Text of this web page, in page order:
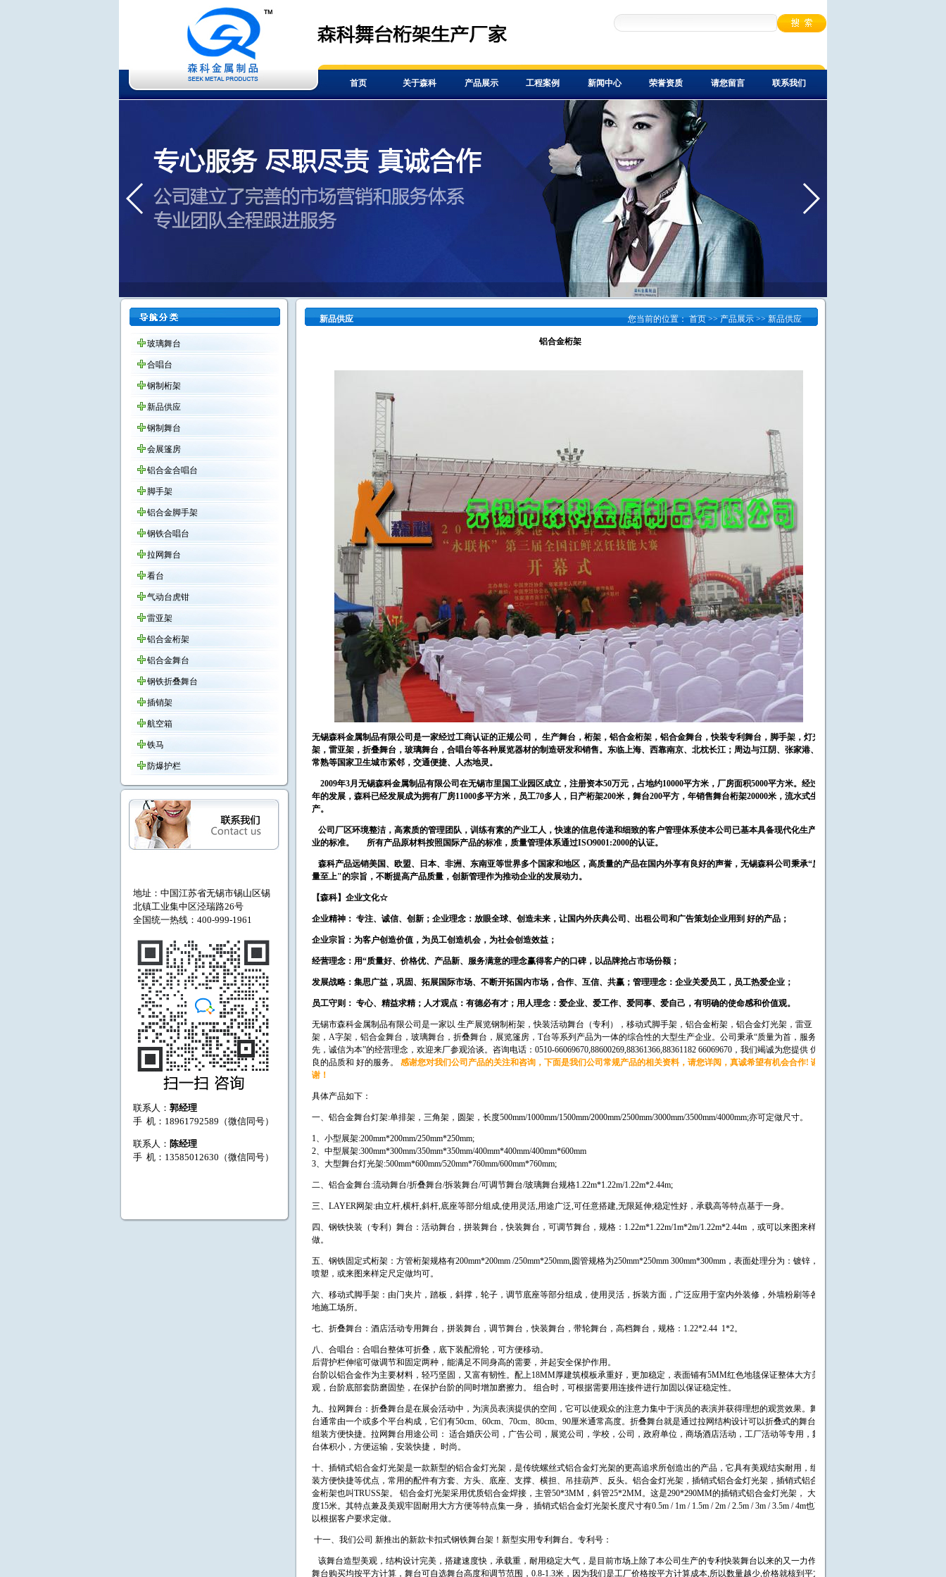
首页 关于森科 产品展示 工程案例 新闻中心 荣誉资质 请您留言 联系我们
玻璃舞台
合唱台
钢制桁架
新品供应
钢制舞台
会展篷房
铝合金合唱台
脚手架
铝合金脚手架
钢铁合唱台
拉网舞台
看台
气动台虎钳
雷亚架
铝合金桁架
铝合金舞台
钢铁折叠舞台
插销架
航空箱
铁马
防爆护栏
地址：中国江苏省无锡市锡山区锡
北镇工业集中区泾瑞路26号
全国统一热线：400-999-1961
联系人： 郭经理
手 机：18961792589（微信同号）
联系人： 陈经理
手 机：13585012630（微信同号）
新品供应 您当前的位置：首页>>产品展示>> 新品供应
铝合金桁架
无锡森科金属制品有限公司是一家经过工商认证的正规公司， 生产舞台，桁架，铝合金桁架，铝合金舞台，快装专利舞台，脚手架，灯光
架，雷亚架，折叠舞台，玻璃舞台，合唱台等各种展览器材的制造研发和销售。东临上海、西靠南京、北枕长江；周边与江阴、张家港、
常熟等国家卫生城市紧邻，交通便捷、人杰地灵。
2009年3月无锡森科金属制品有限公司在无锡市里国工业园区成立，注册资本50万元，占地约10000平方米，厂房面积5000平方米。经过4
年的发展，森科已经发展成为拥有厂房11000多平方米，员工70多人，日产桁架200米，舞台200平方，年销售舞台桁架20000米，流水式生
产。
公司厂区环境整洁，高素质的管理团队，训练有素的产业工人，快速的信息传递和细致的客户管理体系使本公司已基本具备现代化生产企
业的标准。 所有产品原材料按照国际产品的标准，质量管理体系通过ISO9001:2000的认证。
森科产品远销美国、欧盟、日本、非洲、东南亚等世界多个国家和地区，高质量的产品在国内外享有良好的声誉，无锡森科公司秉承“质
量至上"的宗旨，不断提高产品质量，创新管理作为推动企业的发展动力。
【森科】企业文化☆
企业精神： 专注、诚信、创新；企业理念：放眼全球、创造未来，让国内外庆典公司、出租公司和广告策划企业用到 好的产品；
企业宗旨：为客户创造价值，为员工创造机会，为社会创造效益；
经营理念：用“质量好、价格优、产品新、服务满意的理念赢得客户的口碑，以品牌抢占市场份额；
发展战略：集思广益，巩固、拓展国际市场、不断开拓国内市场，合作、互信、共赢；管理理念：企业关爱员工，员工热爱企业；
员工守则： 专心、精益求精；人才观点：有德必有才；用人理念：爱企业、爱工作、爱同事、爱自己，有明确的使命感和价值观。
无锡市森科金属制品有限公司是一家以 生产展览钢制桁架，快装活动舞台（专利），移动式脚手架，铝合金桁架，铝合金灯光架，雷亚
架，A字架，铝合金舞台，玻璃舞台，折叠舞台，展览篷房，T台等系列产品为一体的综合性的大型生产企业。公司秉承“质量为首，服务为
先，诚信为本”的经营理念，欢迎来厂参观洽谈。咨询电话：0510-66069670,88600269,88361366,88361182 66069670，我们竭诚为您提供 优
良的品质和 好的服务。
感谢您对我们公司产品的关注和咨询，下面是我们公司常规产品的相关资料，请您详阅，真诚希望有机会合作! 谢
谢！
具体产品如下：
一、铝合金舞台灯架:单排架，三角架，圆架，长度500mm/1000mm/1500mm/2000mm/2500mm/3000mm/3500mm/4000mm;亦可定做尺寸。
1、小型展架:200mm*200mm/250mm*250mm;
2、中型展架:300mm*300mm/350mm*350mm/400mm*400mm/400mm*600mm
3、大型舞台灯光架:500mm*600mm/520mm*760mm/600mm*760mm;
二、铝合金舞台:流动舞台/折叠舞台/拆装舞台/可调节舞台/玻璃舞台规格1.22m*1.22m/1.22m*2.44m;
三、LAYER网架:由立杆,横杆,斜杆,底座等部分组成,使用灵活,用途广泛,可任意搭建,无限延伸;稳定性好，承载高等特点基于一身。
四、钢铁快装（专利）舞台：活动舞台，拼装舞台，快装舞台，可调节舞台，规格：1.22m*1.22m/1m*2m/1.22m*2.44m ，或可以来图来样定
做。
五、钢铁固定式桁架：方管桁架规格有200mm*200mm /250mm*250mm,圆管规格为250mm*250mm 300mm*300mm，表面处理分为：镀锌，
喷塑，或来图来样定尺定做均可。
六、移动式脚手架：由门夹片，踏板，斜撑，轮子，调节底座等部分组成，使用灵活，拆装方面，广泛应用于室内外装修，外墙粉刷等各
地施工场所。
七、折叠舞台：酒店活动专用舞台，拼装舞台，调节舞台，快装舞台，带轮舞台，高档舞台，规格：1.22*2.44 1*2。
八、合唱台：合唱台整体可折叠，底下装配滑轮，可方便移动。
后背护栏伸缩可做调节和固定两种，能满足不同身高的需要，并起安全保护作用。
台阶以铝合金作为主要材料，轻巧坚固，又富有韧性。配上18MM厚建筑模板承重好，更加稳定，表面铺有5MM红色地毯保证整体大方美
观，台阶底部套防磨固垫，在保护台阶的同时增加磨擦力。 组合时，可根据需要用连接件进行加固以保证稳定性。
九、拉网舞台：折叠舞台是在展会活动中，为演员表演提供的空间，它可以使观众的注意力集中于演员的表演并获得理想的观赏效果。舞
台通常由一个或多个平台构成，它们有50cm、60cm、70cm、80cm、90厘米通常高度。折叠舞台就是通过拉网结构设计可以折叠式的舞台，
组装方便快捷。拉网舞台用途公司： 适合婚庆公司，广告公司，展览公司，学校，公司，政府单位，商场酒店活动，工厂活动等专用，舞
台体积小，方便运输，安装快捷， 时尚。
十、插销式铝合金灯光架是一款新型的铝合金灯光架，是传统螺丝式铝合金灯光架的更高追求所创造出的产品，它具有美观结实耐用，组
装方便快捷等优点，常用的配件有方套、方头、底座、支撑、横担、吊挂葫芦、反头。铝合金灯光架，插销式铝合金灯光架，插销式铝合
金桁架也叫TRUSS架。 铝合金灯光架采用优质铝合金焊接，主管50*3MM，斜管25*2MM。这是290*290MM的插销式铝合金灯光架， 大跨
度15米。其特点兼及美观牢固耐用大方方便等特点集一身， 插销式铝合金灯光架长度尺寸有0.5m / 1m / 1.5m / 2m / 2.5m / 3m / 3.5m / 4m也可
以根据客户要求定做。
十一、我们公司 新推出的新款卡扣式钢铁舞台架！新型实用专利舞台。专利号：
该舞台造型美观，结构设计完美，搭建速度快，承载重，耐用稳定大气，是目前市场上除了本公司生产的专利快装舞台以来的又一力作，
舞台购买均按平方计算，舞台可自选舞台高度和调节范围，0.8-1.3米，因为我们是工厂价格按平方计算成本,所以数量越少,价格就核到平方